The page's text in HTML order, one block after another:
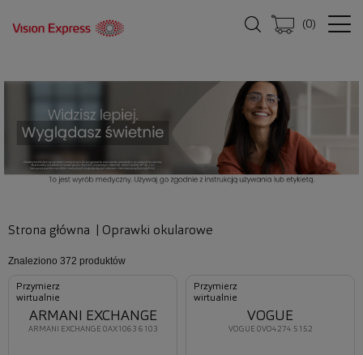
(0)
Strona główna Oprawki okularowe
Znaleziono 372 produktów
Przymierz
wirtualnie
ARMANI EXCHANGE 0AX1063 6103
ARMANI EXCHANGE
Przymierz
wirtualnie
VOGUE 0VO4274 5152
VOGUE